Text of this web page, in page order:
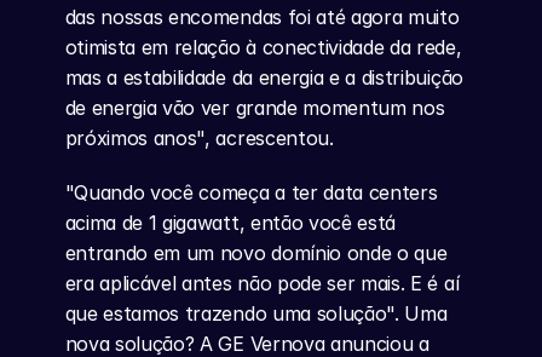
das nossas encomendas foi até agora muito
otimista em relação à conectividade da rede,
mas a estabilidade da energia e a distribuição
de energia vão ver grande momentum nos
próximos anos", acrescentou.
"Quando você começa a ter data centers
acima de 1 gigawatt, então você está
entrando em um novo domínio onde o que
era aplicável antes não pode ser mais. E é aí
que estamos trazendo uma solução". Uma
nova solução? A GE Vernova anunciou a